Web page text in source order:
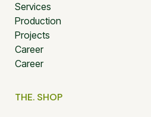
Services
Production
Projects
Career
Career
THE. SHOP